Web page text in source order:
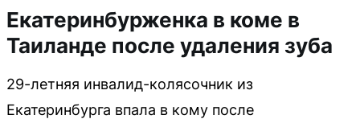
Екатеринбурженка в коме в
Таиланде после удаления зуба
29-летняя инвалид-колясочник из
Екатеринбурга впала в кому после